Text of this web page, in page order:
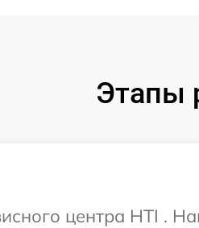
Этапы
центра HTI .